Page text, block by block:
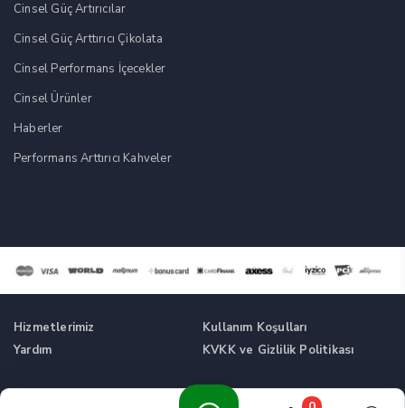
Cinsel Güç Artırıcılar
Cinsel Güç Arttırıcı Çikolata
Cinsel Performans İçecekler
Cinsel Ürünler
Haberler
Performans Arttırıcı Kahveler
Hizmetlerimiz
Kullanım Koşulları
Yardım
KVKK ve Gizlilik Politikası
Tüm Hakları Saklıdır. © Cinsel Güç Artırıcı Takviyeler -